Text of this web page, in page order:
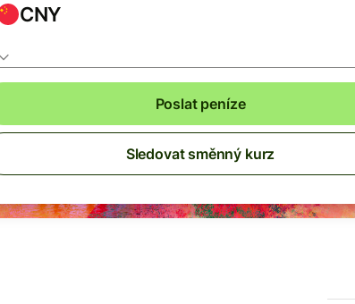
CNY
Poslat peníze
Sledovat směnný kurz